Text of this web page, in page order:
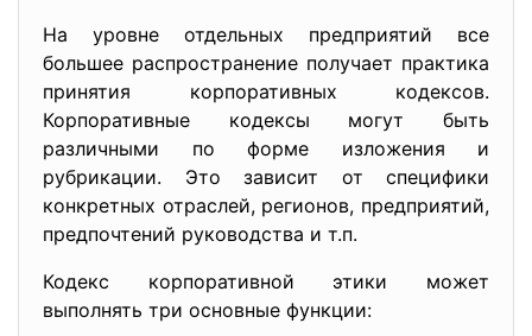
На уровне отдельных предприятий все
большее распространение получает практика
принятия корпоративных кодексов.
Корпоративные кодексы могут быть
различными по форме изложения и
рубрикации. Это зависит от специфики
конкретных отраслей, регионов, предприятий,
предпочтений руководства и т.п.
Кодекс корпоративной этики может
выполнять три основные функции: